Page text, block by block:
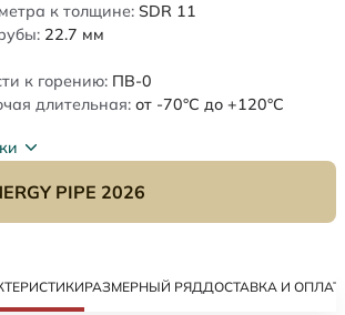
к толщине: SDR 11
22.7 мм
к горению: ПВ-0
длительная: от -70°C до +120°C
PIPE 2026
РАЗМЕРНЫЙ РЯДДОСТАВКА И